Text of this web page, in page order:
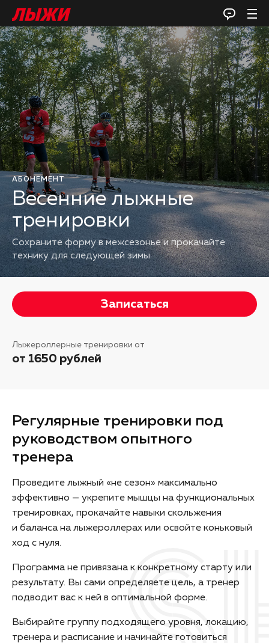
АБОНЕМЕНТ
Весенние лыжные
тренировки
Сохраните форму в межсезонье и прокачайте
технику для следующей зимы
Записаться
Лыжероллерные тренировки от
от 1650 рублей
Регулярные тренировки под
руководством опытного
тренера
Проведите лыжный «не сезон» максимально
эффективно — укрепите мышцы на функциональных
тренировках, прокачайте навыки скольжения
и баланса на лыжероллерах или освойте коньковый
ход с нуля.
Программа не привязана к конкретному старту или
результату. Вы сами определяете цель, а тренер
подводит вас к ней в оптимальной форме.
Выбирайте группу подходящего уровня, локацию,
тренера и расписание и начинайте готовиться